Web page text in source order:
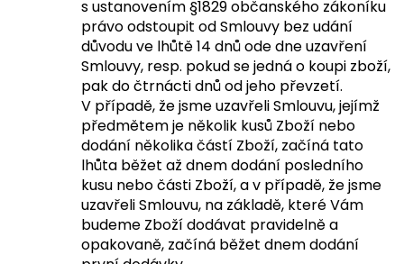
s ustanovením §1829 občanského zákoníku
právo odstoupit od Smlouvy bez udání
důvodu ve lhůtě 14 dnů ode dne uzavření
Smlouvy, resp. pokud se jedná o koupi zboží,
pak do čtrnácti dnů od jeho převzetí.
V případě, že jsme uzavřeli Smlouvu, jejímž
předmětem je několik kusů Zboží nebo
dodání několika částí Zboží, začíná tato
lhůta běžet až dnem dodání posledního
kusu nebo části Zboží, a v případě, že jsme
uzavřeli Smlouvu, na základě, které Vám
budeme Zboží dodávat pravidelně a
opakovaně, začíná běžet dnem dodání